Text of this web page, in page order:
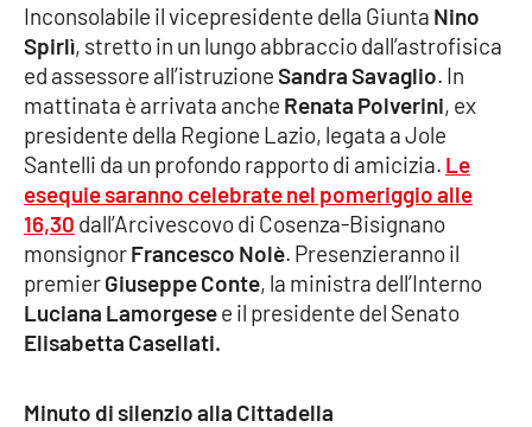
EDIZIONI
LOCALI
Catanzaro
Crotone
Vibo Valentia
Reggio Calabria
Inconsolabile il vicepresidente della Giunta Nino
Spirlì, stretto in un lungo abbraccio dall’astrofisica
ed assessore all’istruzioneSandra Savaglio. In
mattinata è arrivata anche Renata Polverini, ex
presidente della Regione Lazio, legata a Jole
Santelli da un profondo rapporto di amicizia. Le
esequie saranno celebrate nel pomeriggio alle
16,30 dall’Arcivescovo di Cosenza-Bisignano
monsignorFrancesco Nolè. Presenzieranno il
premierGiuseppe Conte, la ministra dell’Interno
Luciana Lamorgesee il presidente del Senato
Elisabetta Casellati.
Minuto di silenzio alla Cittadella